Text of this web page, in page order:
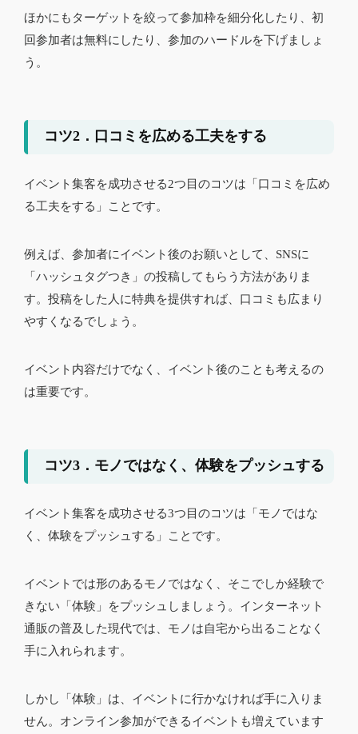
ほかにもターゲットを絞って参加枠を細分化したり、初
回参加者は無料にしたり、参加のハードルを下げましょ
う。
コツ2．口コミを広める工夫をする
イベント集客を成功させる2つ目のコツは「口コミを広め
る工夫をする」ことです。
例えば、参加者にイベント後のお願いとして、SNSに
「ハッシュタグつき」の投稿してもらう方法がありま
す。投稿をした人に特典を提供すれば、口コミも広まり
やすくなるでしょう。
イベント内容だけでなく、イベント後のことも考えるの
は重要です。
コツ3．モノではなく、体験をプッシュする
イベント集客を成功させる3つ目のコツは「モノではな
く、体験をプッシュする」ことです。
イベントでは形のあるモノではなく、そこでしか経験で
きない「体験」をプッシュしましょう。インターネット
通販の普及した現代では、モノは自宅から出ることなく
手に入れられます。
しかし「体験」は、イベントに行かなければ手に入りま
せん。オンライン参加ができるイベントも増えています